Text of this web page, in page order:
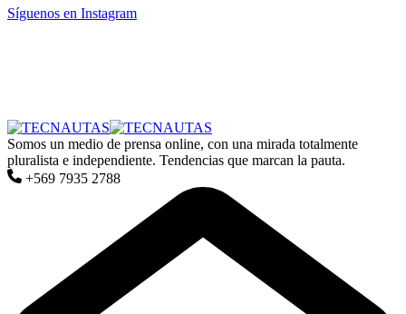
Síguenos en Instagram
Somos un medio de prensa online, con una mirada totalmente
pluralista e independiente. Tendencias que marcan la pauta.
+569 7935 2788